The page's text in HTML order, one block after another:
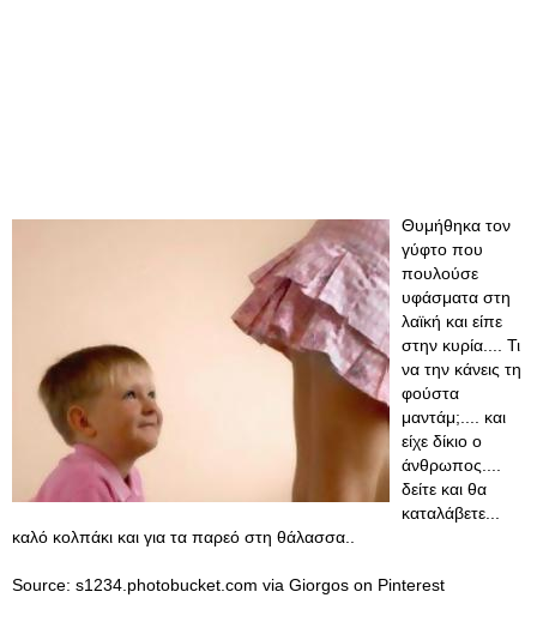
Θυμήθηκα τον
γύφτο που
πουλούσε
υφάσματα στη
λαϊκή και είπε
στην κυρία.... Τι
να την κάνεις τη
φούστα
μαντάμ;.... και
είχε δίκιο ο
άνθρωπος....
δείτε και θα
καταλάβετε...
καλό κολπάκι και για τα παρεό στη θάλασσα..
Source: s1234.photobucket.com via Giorgos on Pinterest